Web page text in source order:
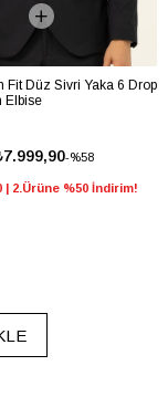
Fit Düz Sivri Yaka 6 Drop
Elbise
%58
| 2.Ürüne %50 İndirim!